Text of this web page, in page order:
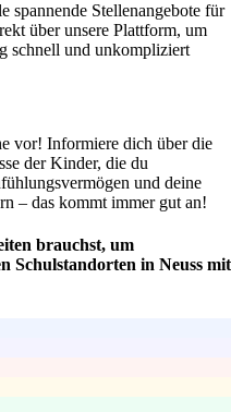
spannende Stellenangebote für
über unsere Plattform, um
schnell und unkompliziert
vor! Informiere dich über die
der Kinder, die du
und deine
– das kommt immer gut an!
brauchst, um
Schulstandorten in Neuss mit